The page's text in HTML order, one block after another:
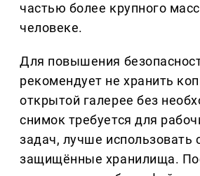
частью более крупного
человеке.
Для повышения
рекомендует не хранить
открытой галерее без
снимок требуется для
задач, лучше использовать
защищённые хранилища.